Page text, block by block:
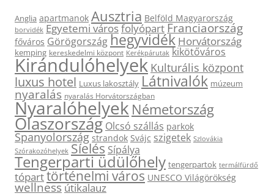
Anglia apartmanok Ausztria Belföld Magyarország
borvidék Egyetemi városfolyópartFranciaország
főváros Görögországhegyvidék Horvátország
kemping kereskedelmi központ Kerékpárutak kikötőváros
Kirándulóhelyek Kulturális központ
luxus hotel Luxus lakosztály Látnivalók múzeum
nyaralás nyaralás Horvátországban
Nyaralóhelyek Németország
Olaszország Olcsó szállás parkok
Spanyolország strandok Svájc szigetek Szlovákia
Szórakozóhelyek Síelés Sípálya
Tengerparti üdülőhely tengerpartok termálfürdő
tóparttörténelmi város UNESCO Világörökség
wellnessútikalauz